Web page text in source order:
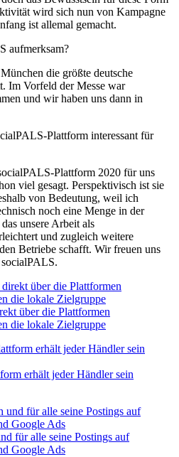
wird sich nun von Kampagne
ist allemal gemacht.
aufmerksam?
die größte deutsche
Im Vorfeld der Messe war
und wir haben uns dann in
Plattform interessant für
Plattform 2020 für uns
viel gesagt. Perspektivisch ist sie
von Bedeutung, weil ich
noch eine Menge in der
unsere Arbeit als
und zugleich weitere
Betriebe schafft. Wir freuen uns
über die Plattformen
die lokale Zielgruppe
erhält jeder Händler sein
für alle seine Postings auf
Google Ads